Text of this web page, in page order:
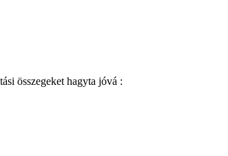
összegeket hagyta jóvá :